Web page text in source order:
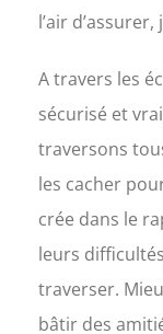
l’air
A travers les
sécurisé et
traversons
les cacher
crée dans le
leurs
traverser.
bâtir des